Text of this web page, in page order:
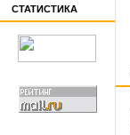
СТАТИСТИКА